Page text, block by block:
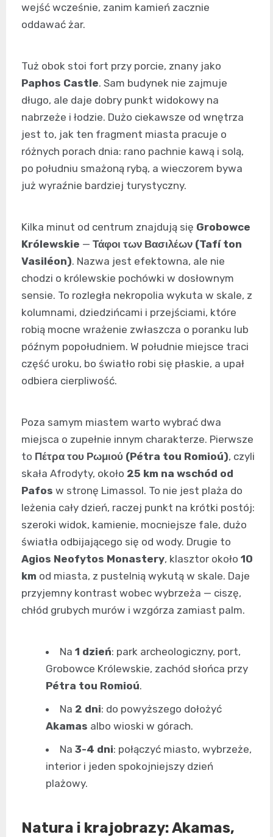
wejść wcześnie, zanim kamień zacznie
oddawać żar.
Tuż obok stoi fort przy porcie, znany jako
Paphos Castle. Sam budynek nie zajmuje
długo, ale daje dobry punkt widokowy na
nabrzeże i łodzie. Dużo ciekawsze od wnętrza
jest to, jak ten fragment miasta pracuje o
różnych porach dnia: rano pachnie kawą i solą,
po południu smażoną rybą, a wieczorem bywa
już wyraźnie bardziej turystyczny.
Kilka minut od centrum znajdują się Grobowce
Królewskie — Τάφοι των Βασιλέων (Tafí ton
Vasiléon). Nazwa jest efektowna, ale nie
chodzi o królewskie pochówki w dosłownym
sensie. To rozległa nekropolia wykuta w skale, z
kolumnami, dziedzińcami i przejściami, które
robią mocne wrażenie zwłaszcza o poranku lub
późnym popołudniem. W południe miejsce traci
część uroku, bo światło robi się płaskie, a upał
odbiera cierpliwość.
Poza samym miastem warto wybrać dwa
miejsca o zupełnie innym charakterze. Pierwsze
to Πέτρα του Ρωμιού (Pétra tou Romioú), czyli
skała Afrodyty, około 25 km na wschód od
Pafos w stronę Limassol. To nie jest plaża do
leżenia cały dzień, raczej punkt na krótki postój:
szeroki widok, kamienie, mocniejsze fale, dużo
światła odbijającego się od wody. Drugie to
Agios Neofytos Monastery, klasztor około 10
km od miasta, z pustelnią wykutą w skale. Daje
przyjemny kontrast wobec wybrzeża — ciszę,
chłód grubych murów i wzgórza zamiast palm.
Na 1 dzień: park archeologiczny, port,
Grobowce Królewskie, zachód słońca przy
Pétra tou Romioú.
Na 2 dni: do powyższego dołożyć
Akamas albo wioski w górach.
Na 3-4 dni: połączyć miasto, wybrzeże,
interior i jeden spokojniejszy dzień
plażowy.
Natura i krajobrazy:Akamas,